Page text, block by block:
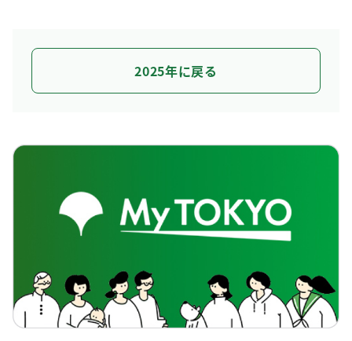
2025年に戻る